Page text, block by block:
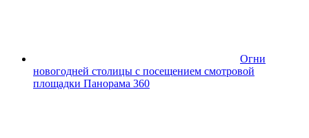
Огни
новогодней столицы с посещением смотровой
площадки Панорама 360